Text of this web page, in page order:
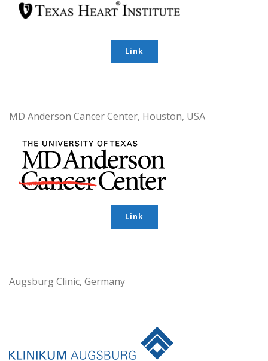
Link
MD Anderson Cancer Center, Houston, USA
Link
Augsburg Clinic, Germany